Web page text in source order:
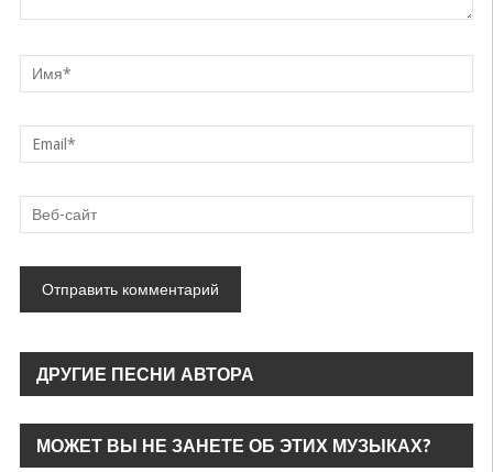
ДРУГИЕ ПЕСНИ АВТОРА
МОЖЕТ ВЫ НЕ ЗАНЕТЕ ОБ ЭТИХ МУЗЫКАХ?